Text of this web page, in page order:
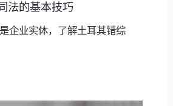
法的基本技巧
企业实体，了解土耳其错综